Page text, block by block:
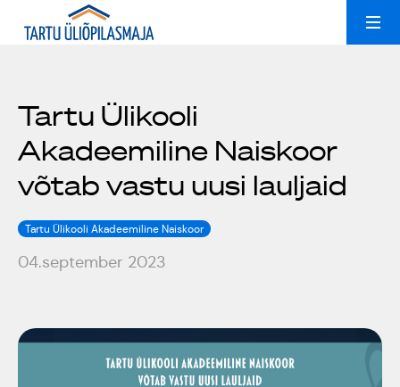
Peoruumid
Treeningsaal
Konverentsiruum
Uudised
Kollektiivid
Galerii
Popsid 50
Kontakt
Tartu Ülikooli
Akadeemiline Naiskoor
võtab vastu uusi lauljaid
Tartu Ülikooli Akadeemiline Naiskoor
04.september 2023